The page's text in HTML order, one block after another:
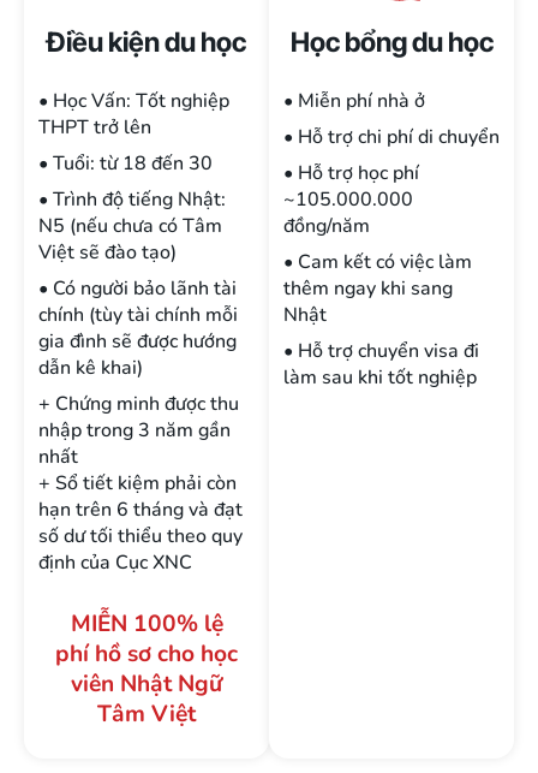
Điều kiện du học
• Học Vấn: Tốt nghiệp
THPT trở lên
• Tuổi: từ 18 đến 30
• Trình độ tiếng Nhật:
N5 (nếu chưa có Tâm
Việt sẽ đào tạo)
• Có người bảo lãnh tài
chính (tùy tài chính mỗi
gia đình sẽ được hướng
dẫn kê khai)
+ Chứng minh được thu
nhập trong 3 năm gần
nhất
+ Sổ tiết kiệm phải còn
hạn trên 6 tháng và đạt
số dư tối thiểu theo quy
định của Cục XNC
MIỄN 100% lệ
phí hồ sơ cho học
viên Nhật Ngữ
Tâm Việt
Học bổng du học
• Miễn phí nhà ở
• Hỗ trợ chi phí di chuyển
• Hỗ trợ học phí
~105.000.000
đồng/năm
• Cam kết có việc làm
thêm ngay khi sang
Nhật
• Hỗ trợ chuyển visa đi
làm sau khi tốt nghiệp